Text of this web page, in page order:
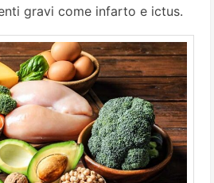
gravi come infarto e ictus.